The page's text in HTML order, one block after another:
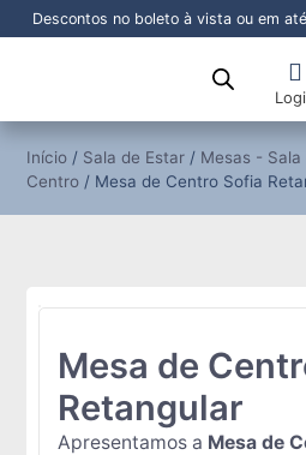
Descontos no boleto à vista ou em
Início / Sala de Estar / Mesas - Sala
Centro / Mesa de Centro Sofia
Mesa de
Retangular
Apresentamos a Mesa de